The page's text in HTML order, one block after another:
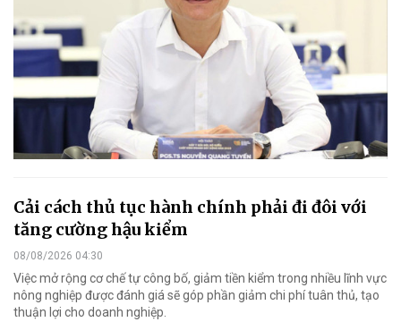
Cải cách thủ tục hành chính phải đi đôi với
tăng cường hậu kiểm
08/08/2026 04:30
Việc mở rộng cơ chế tự công bố, giảm tiền kiểm trong nhiều lĩnh vực
nông nghiệp được đánh giá sẽ góp phần giảm chi phí tuân thủ, tạo
thuận lợi cho doanh nghiệp.